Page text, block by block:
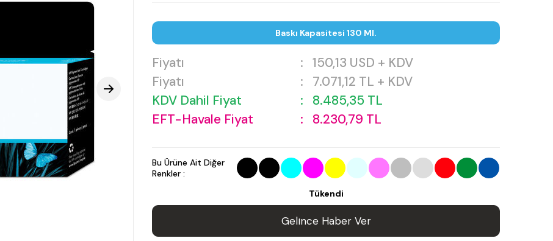
Baskı Kapasitesi 130 Ml.
Fiyatı : 150,13 USD + KDV
Fiyatı
: 7.071,12 TL + KDV
KDV Dahil Fiyat
: 8.485,35 TL
EFT-Havale Fiyat
: 8.230,79 TL
Bu Ürüne Ait Diğer
Renkler :
Tükendi
Gelince Haber Ver